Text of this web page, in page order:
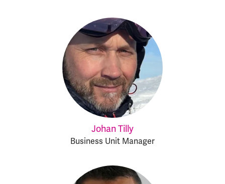
Johan Tilly
Business Unit Manager